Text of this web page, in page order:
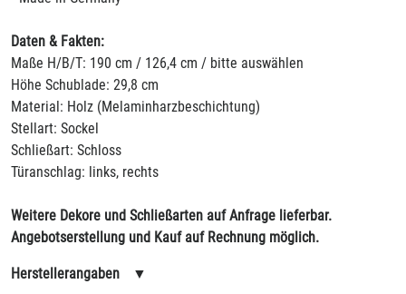
Daten & Fakten:
Maße H/B/T: 190 cm / 126,4 cm / bitte auswählen
Höhe Schublade: 29,8 cm
Material: Holz (Melaminharzbeschichtung)
Stellart: Sockel
Schließart: Schloss
Türanschlag: links, rechts
Weitere Dekore und Schließarten auf Anfrage lieferbar.
Angebotserstellung und Kauf auf Rechnung möglich.
Herstellerangaben ▼